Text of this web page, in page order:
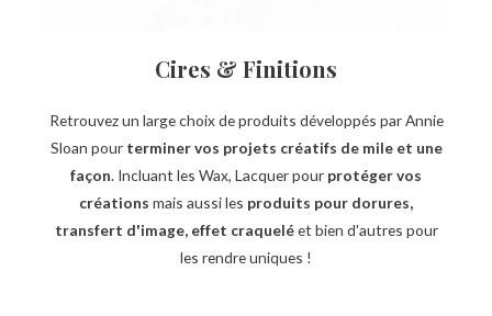
Cires & Finitions
Retrouvez un large choix de produits développés par Annie
Sloan pour terminer vos projets créatifs de mile et une
façon. Incluant les Wax, Lacquer pour protéger vos
créations mais aussi les produits pour dorures,
transfert d'image, effet craqueléet bien d'autres pour
les rendre uniques !